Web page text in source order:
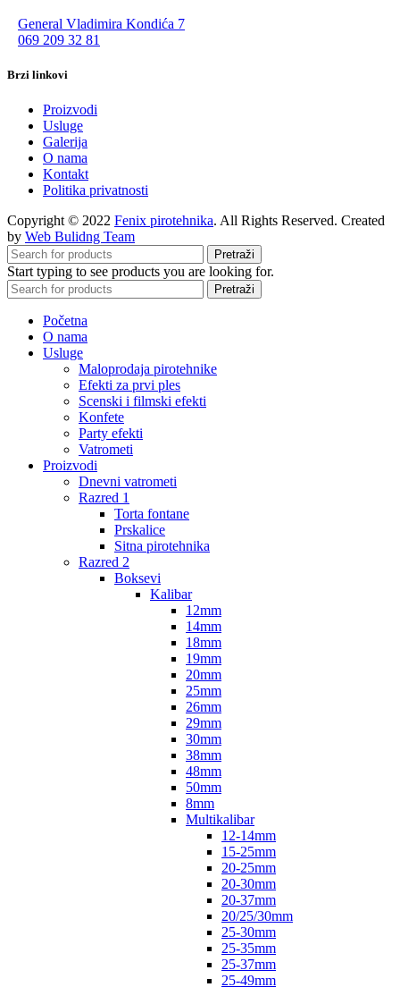
General Vladimira Kondića 7
069 209 32 81
Brzi linkovi
Proizvodi
Usluge
Galerija
O nama
Kontakt
Politika privatnosti
Copyright © 2022 Fenix pirotehnika. All Rights Reserved. Created
by Web Bulidng Team
Pretraži
Start typing to see products you are looking for.
Pretraži
Početna
O nama
Usluge
Maloprodaja pirotehnike
Efekti za prvi ples
Scenski i filmski efekti
Konfete
Party efekti
Vatrometi
Proizvodi
Dnevni vatrometi
Razred 1
Torta fontane
Prskalice
Sitna pirotehnika
Razred 2
Boksevi
Kalibar
12mm
14mm
18mm
19mm
20mm
25mm
26mm
29mm
30mm
38mm
48mm
50mm
8mm
Multikalibar
12-14mm
15-25mm
20-25mm
20-30mm
20-37mm
20/25/30mm
25-30mm
25-35mm
25-37mm
25-49mm